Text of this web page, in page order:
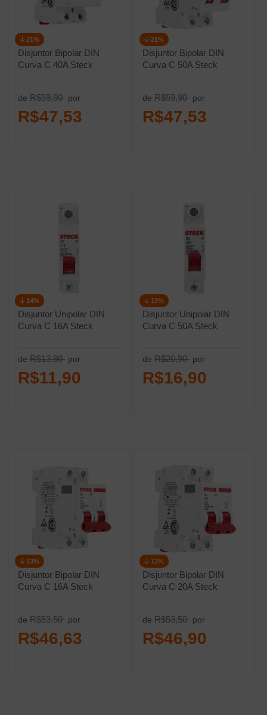
Disjuntor Bipolar DIN
Curva C 40A Steck
de R$59,90
21%
por
R$47,53
Disjuntor Bipolar DIN
Curva C 50A Steck
de R$59,90
21%
por
R$47,53
Disjuntor Unipolar DIN
Curva C 16A Steck
de R$13,90
14%
por
R$11,90
Disjuntor Unipolar DIN
Curva C 50A Steck
de R$20,90
19%
por
R$16,90
Disjuntor Bipolar DIN
Curva C 16A Steck
de R$53,50
13%
por
R$46,63
Disjuntor Bipolar DIN
Curva C 20A Steck
de R$53,50
12%
por
R$46,90